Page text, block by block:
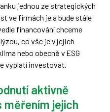
jednou ze strategických
ve firmách je a bude stále
financování chceme
co vše je v jejich
nebo obecně v ESG
vyplatí investovat.
aktivně
jejich